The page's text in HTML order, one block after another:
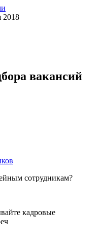
2018
вакансий
сотрудникам?
кадровые